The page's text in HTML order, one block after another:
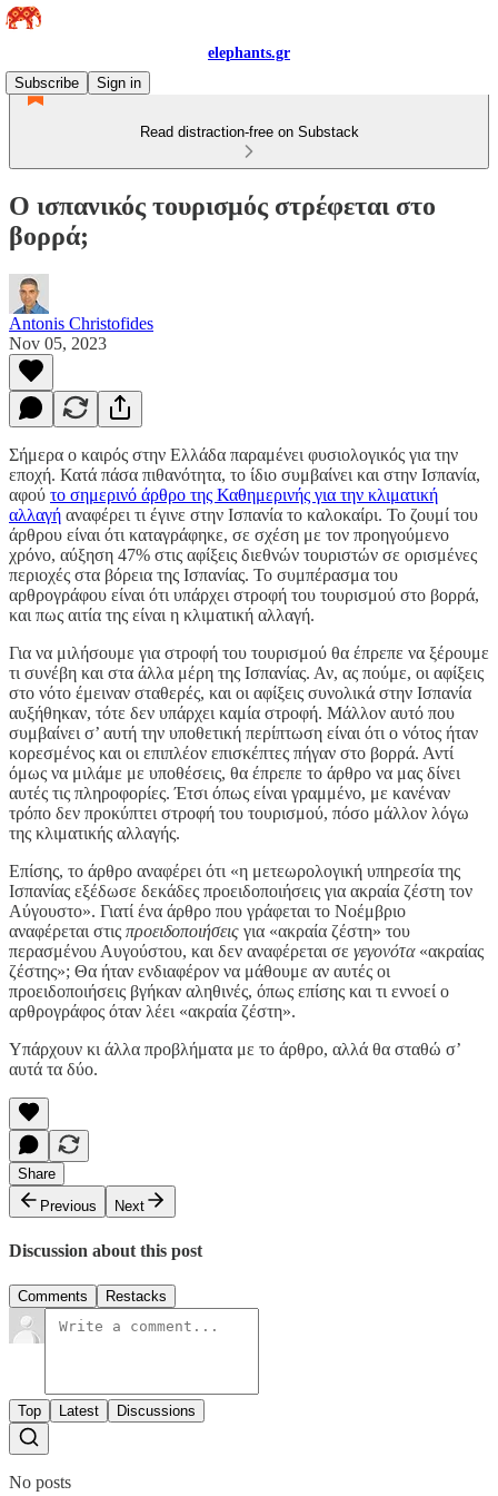
elephants.gr
Subscribe
Sign in
Read distraction-free on Substack
Ο ισπανικός τουρισμός στρέφεται στο
βορρά;
Antonis Christofides
Nov 05, 2023
Σήμερα ο καιρός στην Ελλάδα παραμένει φυσιολογικός για την
εποχή. Κατά πάσα πιθανότητα, το ίδιο συμβαίνει και στην Ισπανία,
αφού το σημερινό άρθρο της Καθημερινής για την κλιματική
αλλαγή αναφέρει τι έγινε στην Ισπανία το καλοκαίρι. Το ζουμί του
άρθρου είναι ότι καταγράφηκε, σε σχέση με τον προηγούμενο
χρόνο, αύξηση 47% στις αφίξεις διεθνών τουριστών σε ορισμένες
περιοχές στα βόρεια της Ισπανίας. Το συμπέρασμα του
αρθρογράφου είναι ότι υπάρχει στροφή του τουρισμού στο βορρά,
και πως αιτία της είναι η κλιματική αλλαγή.
Για να μιλήσουμε για στροφή του τουρισμού θα έπρεπε να ξέρουμε
τι συνέβη και στα άλλα μέρη της Ισπανίας. Αν, ας πούμε, οι αφίξεις
στο νότο έμειναν σταθερές, και οι αφίξεις συνολικά στην Ισπανία
αυξήθηκαν, τότε δεν υπάρχει καμία στροφή. Μάλλον αυτό που
συμβαίνει σ’ αυτή την υποθετική περίπτωση είναι ότι ο νότος ήταν
κορεσμένος και οι επιπλέον επισκέπτες πήγαν στο βορρά. Αντί
όμως να μιλάμε με υποθέσεις, θα έπρεπε το άρθρο να μας δίνει
αυτές τις πληροφορίες. Έτσι όπως είναι γραμμένο, με κανέναν
τρόπο δεν προκύπτει στροφή του τουρισμού, πόσο μάλλον λόγω
της κλιματικής αλλαγής.
Επίσης, το άρθρο αναφέρει ότι «η μετεωρολογική υπηρεσία της
Ισπανίας εξέδωσε δεκάδες προειδοποιήσεις για ακραία ζέστη τον
Αύγουστο». Γιατί ένα άρθρο που γράφεται το Νοέμβριο
αναφέρεται στις προειδοποιήσεις για «ακραία ζέστη» του
περασμένου Αυγούστου, και δεν αναφέρεται σε γεγονότα«ακραίας
ζέστης»; Θα ήταν ενδιαφέρον να μάθουμε αν αυτές οι
προειδοποιήσεις βγήκαν αληθινές, όπως επίσης και τι εννοεί ο
αρθρογράφος όταν λέει «ακραία ζέστη».
Υπάρχουν κι άλλα προβλήματα με το άρθρο, αλλά θα σταθώ σ’
αυτά τα δύο.
Share
Previous
Next
Discussion about this post
Comments Restacks
Top Latest Discussions
No posts